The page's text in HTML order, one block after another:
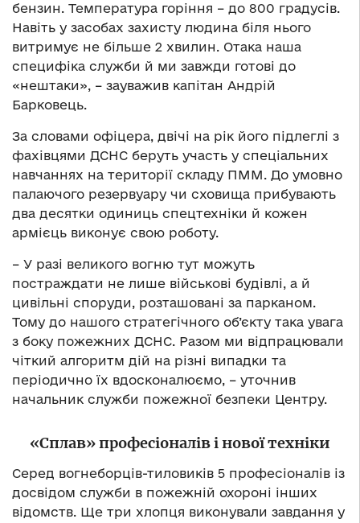
бензин. Температура горіння – до 800 градусів.
Навіть у засобах захисту людина біля нього
витримує не більше 2 хвилин. Отака наша
специфіка служби й ми завжди готові до
«нештаки», – зауважив капітан Андрій
Барковець.
За словами офіцера, двічі на рік його підлеглі з
фахівцями ДСНС беруть участь у спеціальних
навчаннях на території складу ПММ. До умовно
палаючого резервуару чи сховища прибувають
два десятки одиниць спецтехніки й кожен
армієць виконує свою роботу.
– У разі великого вогню тут можуть
постраждати не лише військові будівлі, а й
цивільні споруди, розташовані за парканом.
Тому до нашого стратегічного об’єкту така увага
з боку пожежних ДСНС. Разом ми відпрацювали
чіткий алгоритм дій на різні випадки та
періодично їх вдосконалюємо, – уточнив
начальник служби пожежної безпеки Центру.
«Сплав» професіоналів і нової техніки
Серед вогнеборців-тиловиків 5 професіоналів із
досвідом служби в пожежній охороні інших
відомств. Ще три хлопця виконували завдання у